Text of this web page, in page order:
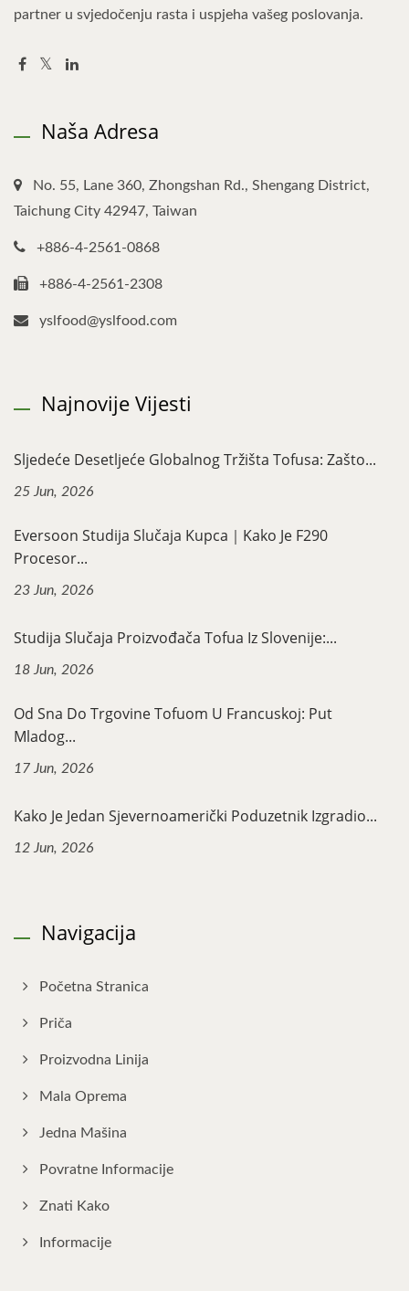
partner u svjedočenju rasta i uspjeha vašeg poslovanja.
Naša Adresa
No. 55, Lane 360, Zhongshan Rd., Shengang District,
Taichung City 42947, Taiwan
+886-4-2561-0868
+886-4-2561-2308
yslfood@yslfood.com
Najnovije Vijesti
Sljedeće Desetljeće Globalnog Tržišta Tofusa: Zašto...
25 Jun, 2026
Eversoon Studija Slučaja Kupca｜Kako Je F290
Procesor...
23 Jun, 2026
Studija Slučaja Proizvođača Tofua Iz Slovenije:...
18 Jun, 2026
Od Sna Do Trgovine Tofuom U Francuskoj: Put
Mladog...
17 Jun, 2026
Kako Je Jedan Sjevernoamerički Poduzetnik Izgradio...
12 Jun, 2026
Navigacija
Početna Stranica
Priča
Proizvodna Linija
Mala Oprema
Jedna Mašina
Povratne Informacije
Znati Kako
Informacije